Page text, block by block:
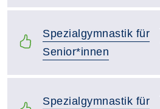
Spezialgymnastik für
Senior*innen
Spezialgymnastik für